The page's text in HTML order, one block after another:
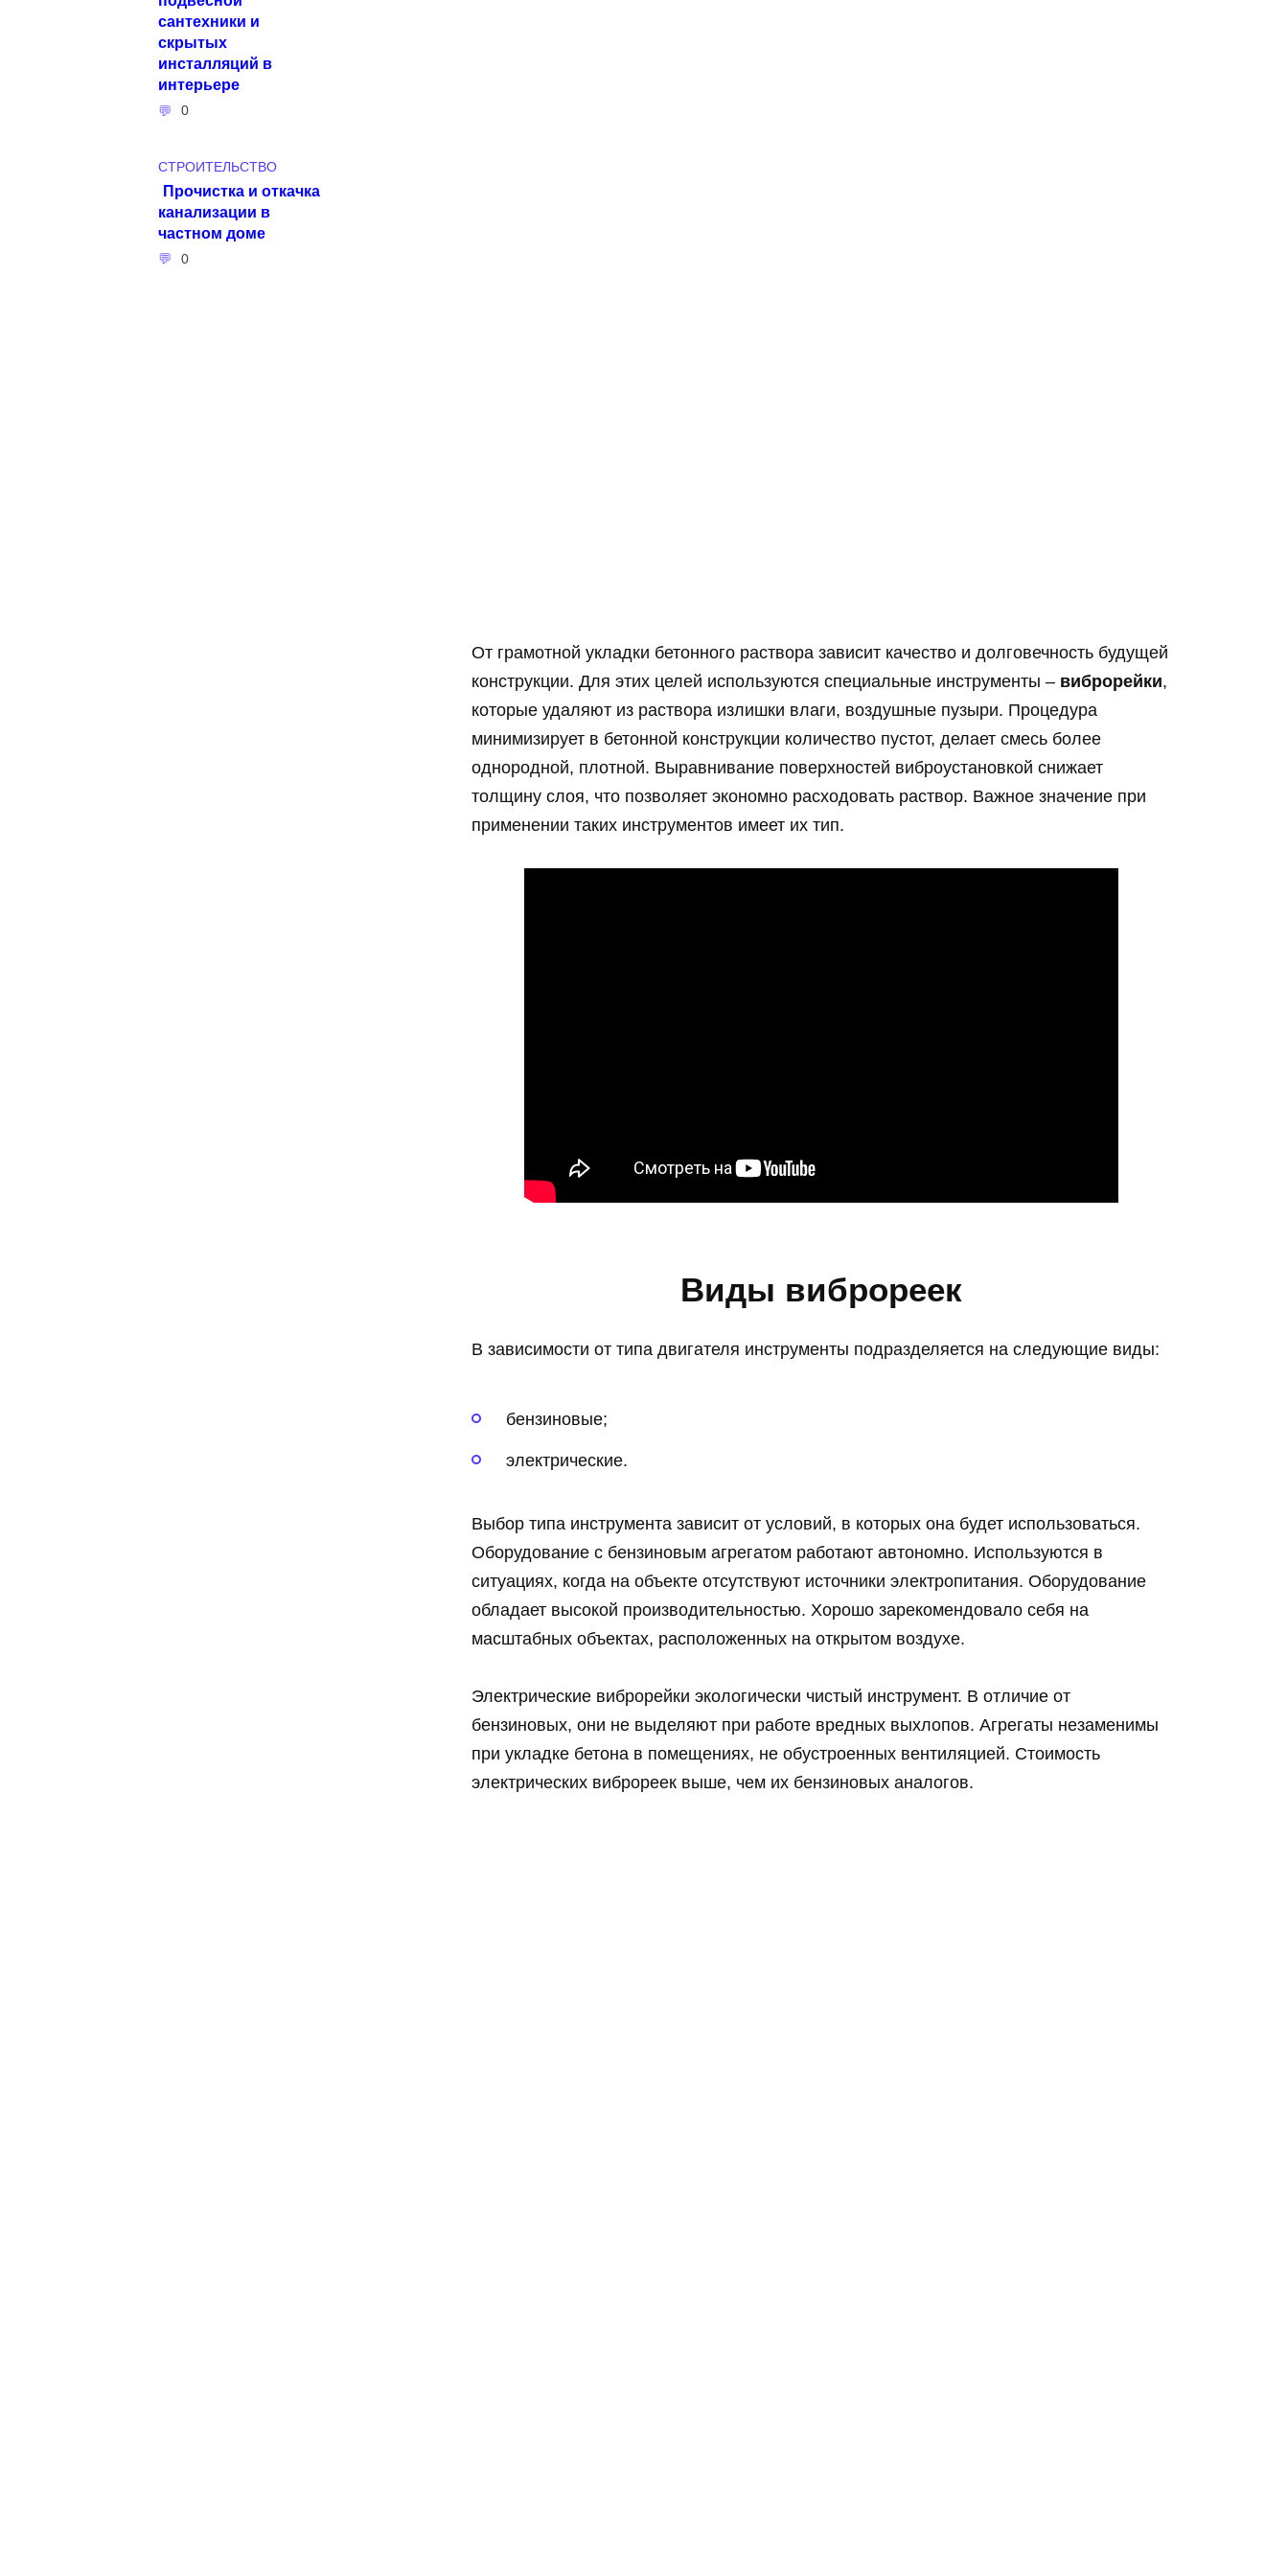
От грамотной укладки бетонного раствора зависит качество и долговечность будущей
конструкции. Для этих целей используются специальные инструменты – виброрейки,
которые удаляют из раствора излишки влаги, воздушные пузыри. Процедура
минимизирует в бетонной конструкции количество пустот, делает смесь более
однородной, плотной. Выравнивание поверхностей виброустановкой снижает
толщину слоя, что позволяет экономно расходовать раствор. Важное значение при
применении таких инструментов имеет их тип.
Виды виброреек
В зависимости от типа двигателя инструменты подразделяется на следующие виды:
бензиновые;
электрические.
Выбор типа инструмента зависит от условий, в которых она будет использоваться.
Оборудование с бензиновым агрегатом работают автономно. Используются в
ситуациях, когда на объекте отсутствуют источники электропитания. Оборудование
обладает высокой производительностью. Хорошо зарекомендовало себя на
масштабных объектах, расположенных на открытом воздухе.
Электрические виброрейки экологически чистый инструмент. В отличие от
бензиновых, они не выделяют при работе вредных выхлопов. Агрегаты незаменимы
при укладке бетона в помещениях, не обустроенных вентиляцией. Стоимость
электрических виброреек выше, чем их бензиновых аналогов.
сантехники и
скрытых
инсталляций в
интерьере
0
СТРОИТЕЛЬСТВО
Прочистка и откачка
канализации в
частном доме
0